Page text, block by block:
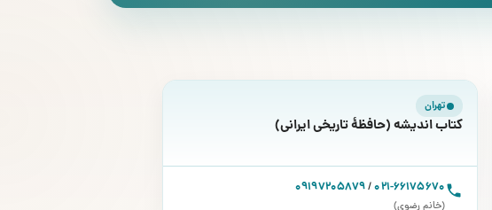
تهران
کتاب اندیشه (حافظۀ تاریخی ایرانی)
021-66175670
/
09197205879
(خانم رضوی)